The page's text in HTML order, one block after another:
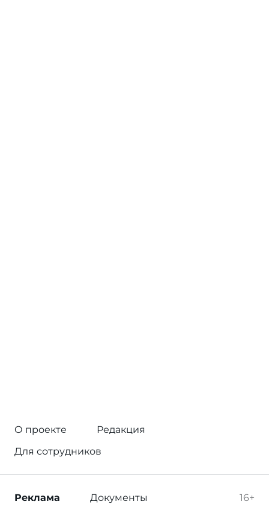
О проекте
Редакция
Для сотрудников
16+
Реклама Документы